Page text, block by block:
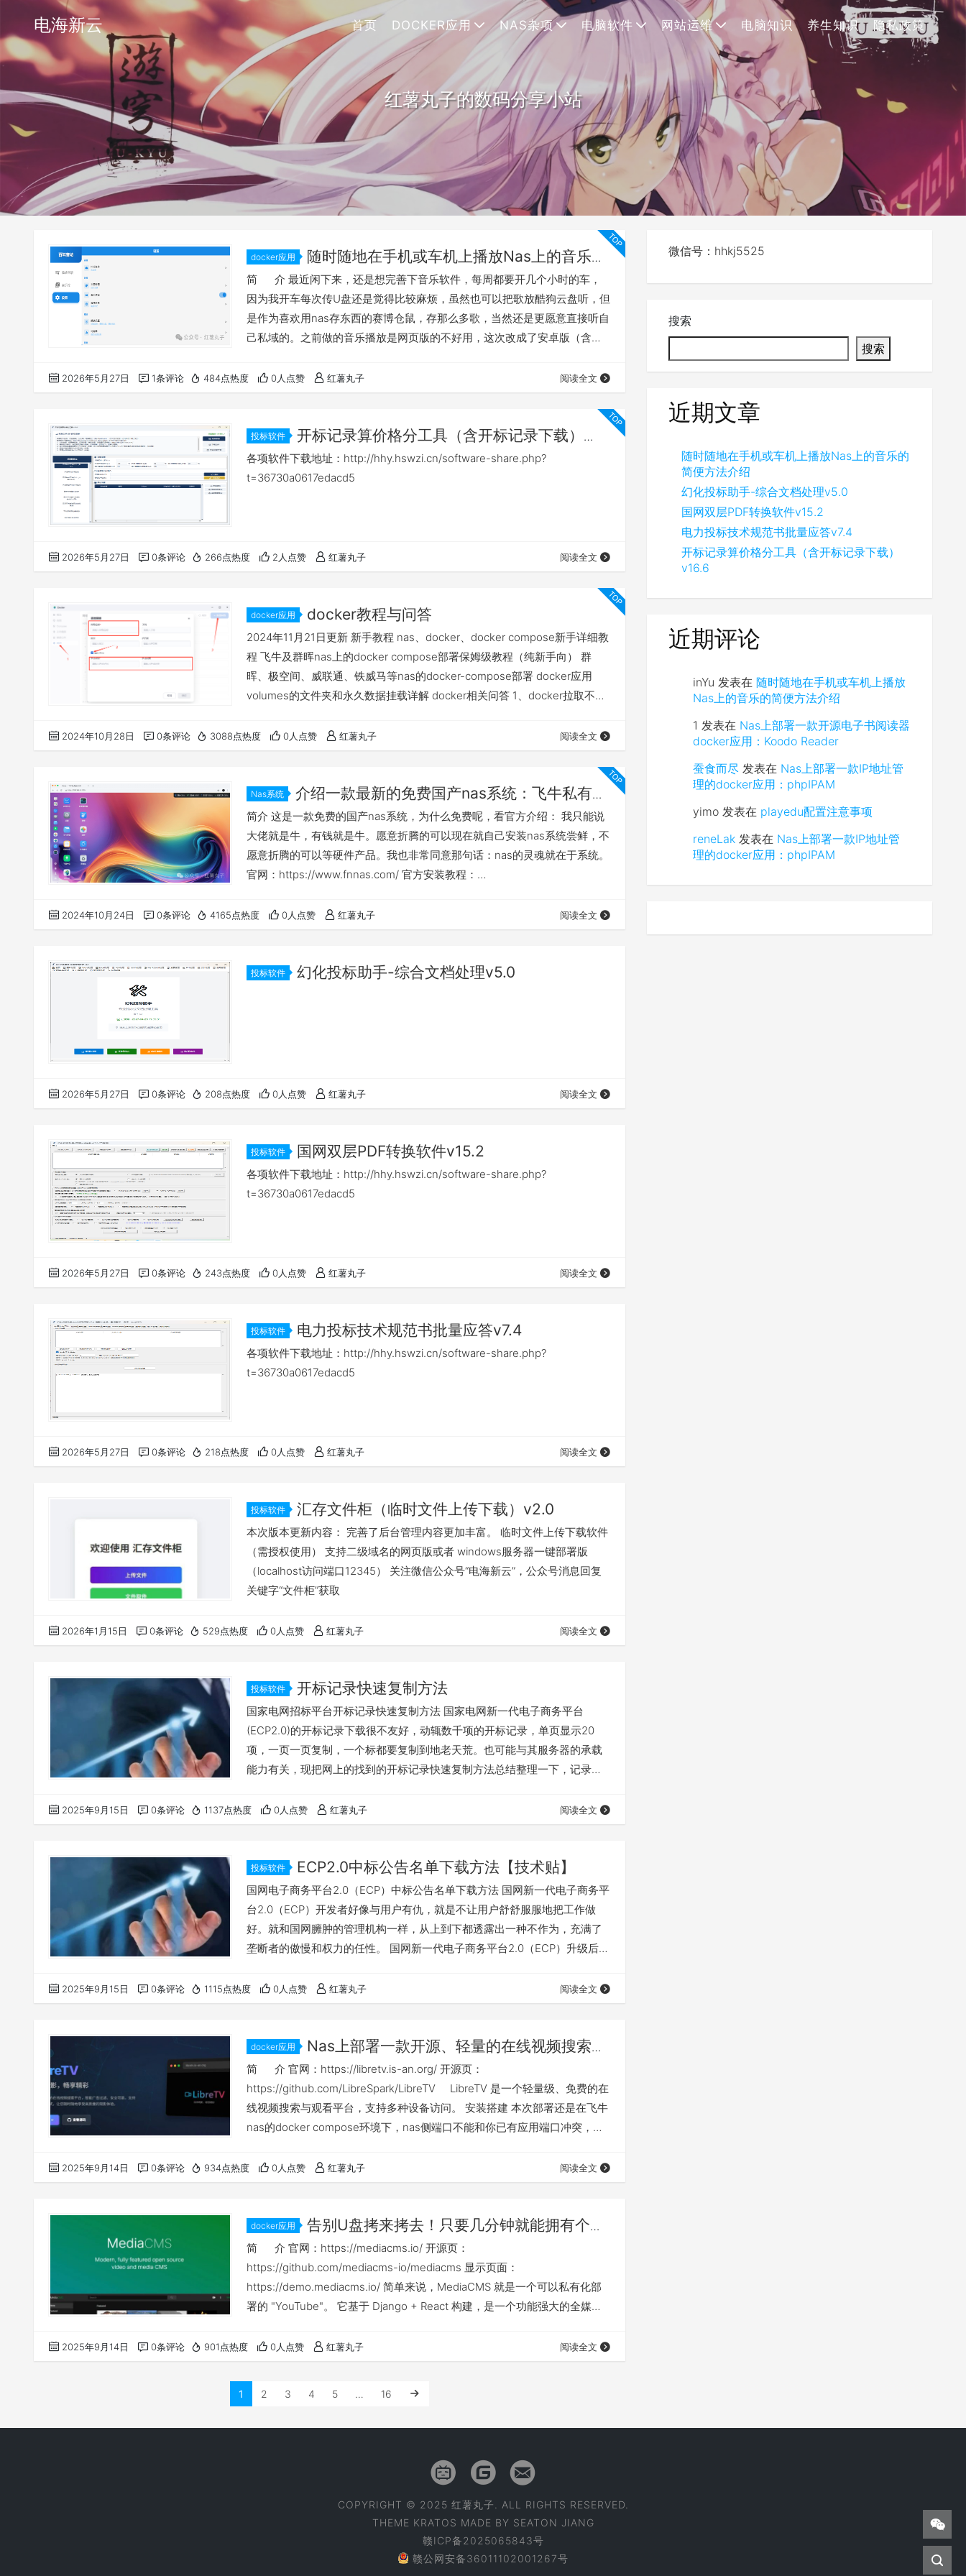
电海新云 首页 DOCKER应用 NAS杂项 电脑软件 网站运维 电脑知识 养生知识 隐私政策
红薯丸子的数码分享小站
docker应用
随时随地在手机或车机上播放Nas上的音乐的
简便方法介绍
简 介 最近闲下来，还是想完善下音乐软件，每周都要开几个小时的车，
因为我开车每次传U盘还是觉得比较麻烦，虽然也可以把歌放酷狗云盘听，但
是作为喜欢用nas存东西的赛博仓鼠，存那么多歌，当然还是更愿意直接听自
己私域的。之前做的音乐播放是网页版的不好用，这次改成了安卓版（含车
mobimusic也是可以用的，但是我感觉想添加一些功能还是自己做一个更方
便，软件主打纯净，实用，便捷。软件就叫百味音坊把 软件特点： 1、连接…
2026年5月27日 1条评论 484点热度 0人点赞 红薯丸子 阅读全文
投标软件
开标记录算价格分工具（含开标记录下载）
v16.6
各项软件下载地址：http://hhy.hswzi.cn/software-share.php?
t=36730a0617edacd5
2026年5月27日 0条评论 266点热度 2人点赞 红薯丸子 阅读全文
docker应用 docker教程与问答
2024年11月21日更新 新手教程 nas、docker、docker compose新手详细教
程 飞牛及群晖nas上的docker compose部署保姆级教程（纯新手向） 群
晖、极空间、威联通、铁威马等nas的docker-compose部署 docker应用
volumes的文件夹和永久数据挂载详解 docker相关问答 1、docker拉取不了
常见问题汇总贴 2、nas异地访问的4种方案，哪个适合我 飞牛nas的4种远程
访问方…
2024年10月28日 0条评论 3088点热度 0人点赞 红薯丸子 阅读全文
Nas系统
介绍一款最新的免费国产nas系统：飞牛私有云
fnOS
简介 这是一款免费的国产nas系统，为什么免费呢，看官方介绍： 我只能说
大佬就是牛，有钱就是牛。愿意折腾的可以现在就自己安装nas系统尝鲜，不
愿意折腾的可以等硬件产品。我也非常同意那句话：nas的灵魂就在于系统。
官网：https://www.fnnas.com/ 官方安装教程：
统做个简单介绍，因为公测版本是0.8.11，所以是会慢慢完善的，需要使用的
必须备份好自己的数据！！！ 这款…
2024年10月24日 0条评论 4165点热度 0人点赞 红薯丸子 阅读全文
投标软件 幻化投标助手-综合文档处理v5.0
2026年5月27日 0条评论 208点热度 0人点赞 红薯丸子 阅读全文
投标软件 国网双层PDF转换软件v15.2
各项软件下载地址：http://hhy.hswzi.cn/software-share.php?
t=36730a0617edacd5
2026年5月27日 0条评论 243点热度 0人点赞 红薯丸子 阅读全文
投标软件 电力投标技术规范书批量应答v7.4
各项软件下载地址：http://hhy.hswzi.cn/software-share.php?
t=36730a0617edacd5
2026年5月27日 0条评论 218点热度 0人点赞 红薯丸子 阅读全文
投标软件 汇存文件柜（临时文件上传下载）v2.0
本次版本更新内容： 完善了后台管理内容更加丰富。 临时文件上传下载软件
（需授权使用） 支持二级域名的网页版或者 windows服务器一键部署版
（localhost访问端口12345） 关注微信公众号“电海新云”，公众号消息回复
关键字“文件柜”获取
2026年1月15日 0条评论 529点热度 0人点赞 红薯丸子 阅读全文
投标软件 开标记录快速复制方法
国家电网招标平台开标记录快速复制方法 国家电网新一代电子商务平台
(ECP2.0)的开标记录下载很不友好，动辄数千项的开标记录，单页显示20
项，一页一页复制，一个标都要复制到地老天荒。也可能与其服务器的承载
能力有关，现把网上的找到的开标记录快速复制方法总结整理一下，记录备
务平台(ECP2.0)打开开标记录（按包查看） 二、选择采购项目名称，点击按
包查看，不要按投标人查看。 三、在新弹出页面显示每页数据数量20这个位
2025年9月15日 0条评论 1137点热度 0人点赞 红薯丸子 阅读全文
投标软件 ECP2.0中标公告名单下载方法【技术贴】
国网电子商务平台2.0（ECP）中标公告名单下载方法 国网新一代电子商务平
台2.0（ECP）开发者好像与用户有仇，就是不让用户舒舒服服地把工作做
好。就和国网臃肿的管理机构一样，从上到下都透露出一种不作为，充满了
垄断者的傲慢和权力的任性。 国网新一代电子商务平台2.0（ECP）升级后，
限限制，只能预览，不让下载、复制和打印。 下面介绍的方法，通过对一些
参数的调整，可以在网页端对中标公告中的PDF文件直接下载，此方法比较
2025年9月15日 0条评论 1115点热度 0人点赞 红薯丸子 阅读全文
docker应用
Nas上部署一款开源、轻量的在线视频搜索与
观看docker应用：libretv
简 介 官网：https://libretv.is-an.org/ 开源页：
https://github.com/LibreSpark/LibreTV LibreTV 是一个轻量级、免费的在
线视频搜索与观看平台，支持多种设备访问。 安装搭建 本次部署还是在飞牛
nas的docker compose环境下，nas侧端口不能和你已有应用端口冲突，如
相关yml等文件下载链接： ht…
2025年9月14日 0条评论 934点热度 0人点赞 红薯丸子 阅读全文
docker应用
告别U盘拷来拷去！只要几分钟就能拥有个人
或企业专属「影音库」：mediacms
简 介 官网：https://mediacms.io/ 开源页：
https://github.com/mediacms-io/mediacms 显示页面：
https://demo.mediacms.io/ 简单来说，MediaCMS 就是一个可以私有化部
署的 "YouTube"。 它基于 Django + React 构建，是一个功能强大的全媒体
本次部署还是在飞牛na…
2025年9月14日 0条评论 901点热度 0人点赞 红薯丸子 阅读全文
1 2 3 4 5 … 16
微信号：hhkj5525
搜索
搜索
近期文章
随时随地在手机或车机上播放Nas上的音乐的
简便方法介绍
幻化投标助手-综合文档处理v5.0
国网双层PDF转换软件v15.2
电力投标技术规范书批量应答v7.4
开标记录算价格分工具（含开标记录下载）
v16.6
近期评论
inYu 发表在随时随地在手机或车机上播放
Nas上的音乐的简便方法介绍
1 发表在 Nas上部署一款开源电子书阅读器
docker应用：Koodo Reader
蚕食而尽 发表在 Nas上部署一款IP地址管
理的docker应用：phpIPAM
yimo 发表在 playedu配置注意事项
reneLak 发表在 Nas上部署一款IP地址管
理的docker应用：phpIPAM
COPYRIGHT © 2025 红薯丸子. ALL RIGHTS RESERVED.
THEME KRATOS MADE BY SEATON JIANG
赣ICP备2025065843号
赣公网安备36011102001267号